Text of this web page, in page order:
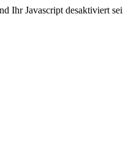
Ihr Javascript desaktiviert